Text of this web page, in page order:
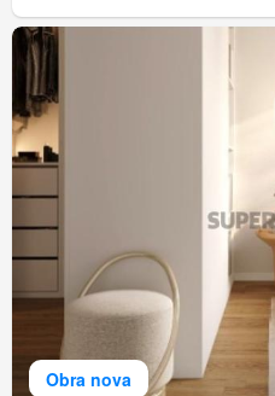
Obra nova